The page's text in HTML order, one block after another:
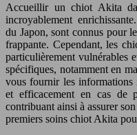
Accueillir un chiot Akita
incroyablement
du Japon, sont connus pour
frappante. Cependant, les
particulièrement vulnérables
spécifiques, notamment en
vous fournir les informations
et efficacement en cas de
contribuant ainsi à assurer
premiers soins chiot Akita